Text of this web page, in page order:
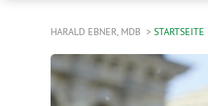
HARALD EBNER, MDB STARTSEITE